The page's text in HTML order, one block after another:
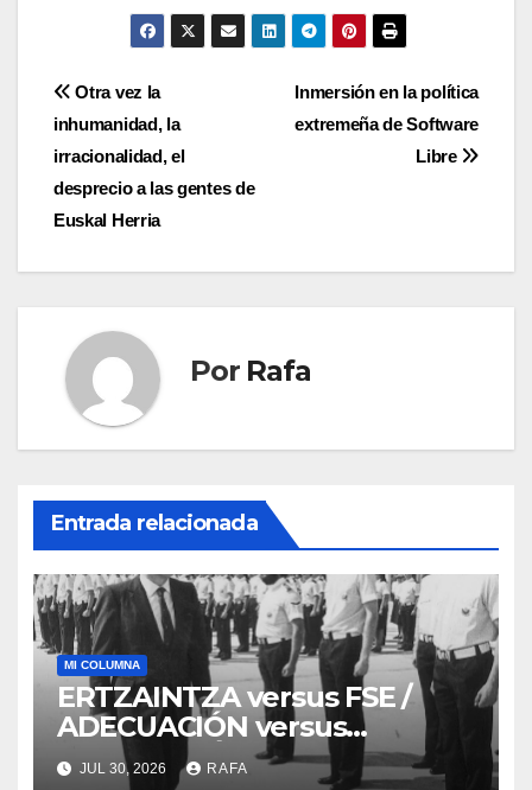
Navegación
de
entradas
Inmersión en la polí­tica
extremeña de Software
Libre
Otra vez la
inhumanidad, la
irracionalidad, el
desprecio a las gentes de
Euskal Herria
Por Rafa
Entrada relacionada
MI COLUMNA
ERTZAINTZA versus FSE /
ADECUACIÓN versus
SUSTITUCIÓN
JUL 30, 2026 RAFA